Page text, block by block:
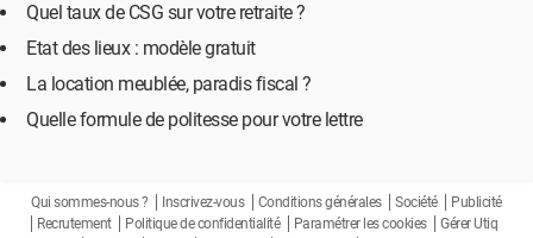
Quel taux de CSG sur votre retraite ?
Etat des lieux : modèle gratuit
La location meublée, paradis fiscal ?
Quelle formule de politesse pour votre lettre
Qui sommes-nous ? Inscrivez-vous Conditions générales Société
Publicité
Recrutement
Politique de confidentialité Paramétrer les cookies
Gérer Utiq